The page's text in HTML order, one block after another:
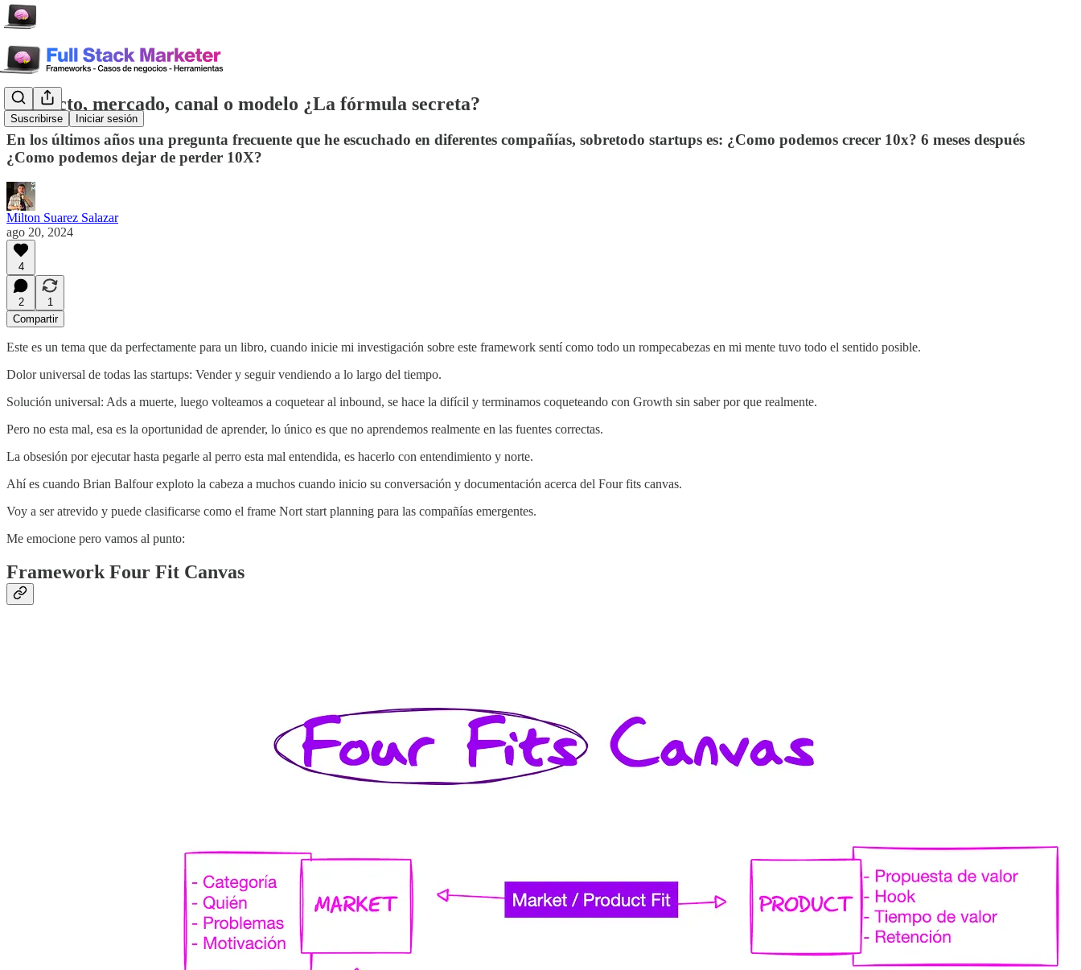
Suscribirse Iniciar sesión
Producto, mercado, canal o modelo ¿La fórmula secreta?
En los últimos años una pregunta frecuente que he escuchado en diferentes compañías, sobretodo startups es: ¿Como podemos crecer 10x? 6 meses después
¿Como podemos dejar de perder 10X?
Milton Suarez Salazar
ago 20, 2024
4
2
1
Compartir
Este es un tema que da perfectamente para un libro, cuando inicie mi investigación sobre este framework sentí como todo un rompecabezas en mi mente tuvo todo el sentido posible.
Dolor universal de todas las startups: Vender y seguir vendiendo a lo largo del tiempo.
Solución universal: Ads a muerte, luego volteamos a coquetear al inbound, se hace la difícil y terminamos coqueteando con Growth sin saber por que realmente.
Pero no esta mal, esa es la oportunidad de aprender, lo único es que no aprendemos realmente en las fuentes correctas.
La obsesión por ejecutar hasta pegarle al perro esta mal entendida, es hacerlo con entendimiento y norte.
Ahí es cuando Brian Balfour exploto la cabeza a muchos cuando inicio su conversación y documentación acerca del Four fits canvas.
Voy a ser atrevido y puede clasificarse como el frame Nort start planning para las compañías emergentes.
Me emocione pero vamos al punto:
Framework Four Fit Canvas